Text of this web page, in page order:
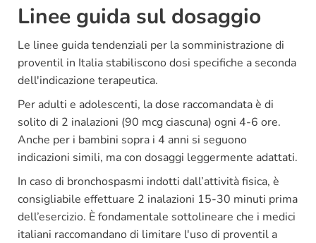
Linee guida sul dosaggio
Le linee guida tendenziali per la somministrazione di
proventil in Italia stabiliscono dosi specifiche a seconda
dell'indicazione terapeutica.
Per adulti e adolescenti, la dose raccomandata è di
solito di 2 inalazioni (90 mcg ciascuna) ogni 4-6 ore.
Anche per i bambini sopra i 4 anni si seguono
indicazioni simili, ma con dosaggi leggermente adattati.
In caso di bronchospasmi indotti dall’attività fisica, è
consigliabile effettuare 2 inalazioni 15-30 minuti prima
dell’esercizio. È fondamentale sottolineare che i medici
italiani raccomandano di limitare l'uso di proventil a